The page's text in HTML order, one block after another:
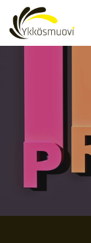
Hyppää sisältöön